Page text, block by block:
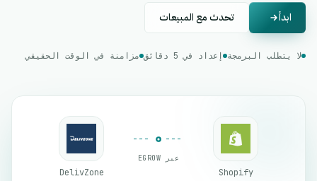
ابدأ تحدث مع المبيعات
لا يتطلب البرمجة إعداد في 5 دقائق مزامنة في الوقت الحقيقي
Shopify
عبر EGROW
DelivZone